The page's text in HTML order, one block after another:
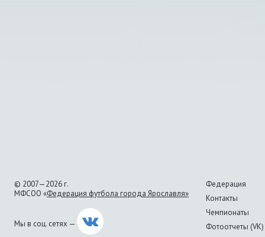
© 2007—2026 г.
МФСОО «Федерация футбола города Ярославля»
Мы в соц. сетях —
Федерация
Контакты
Чемпионаты
Фотоотчеты (VK)